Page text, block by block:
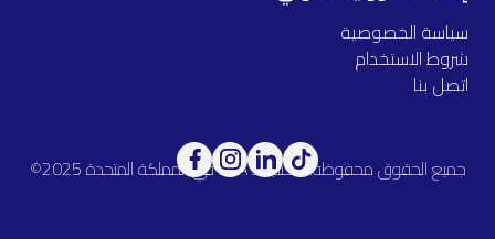
سياسة الخصوصية
شروط الاستخدام
اتصل بنا
جميع الحقوق محفوظة. مكتب الـ ETA في المملكة المتحدة 2025©